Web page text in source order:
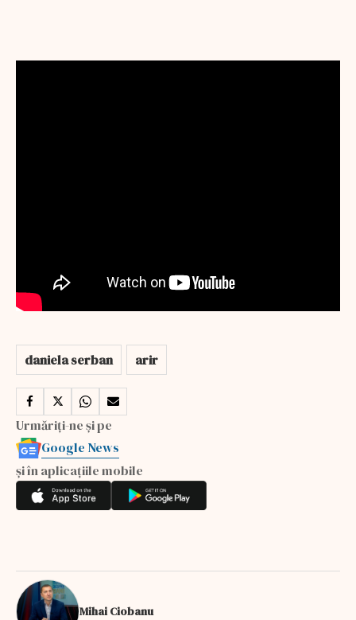
daniela serban arir
Urmăriți-ne și pe
Google News
și în aplicațiile mobile
Mihai Ciobanu